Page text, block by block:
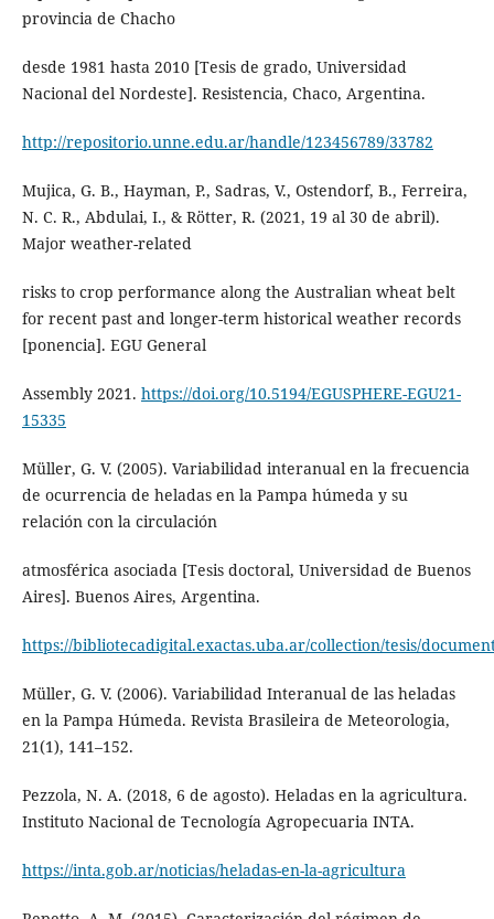
provincia de Chacho
desde 1981 hasta 2010 [Tesis de grado, Universidad
Nacional del Nordeste]. Resistencia, Chaco, Argentina.
http://repositorio.unne.edu.ar/handle/123456789/33782
Mujica, G. B., Hayman, P., Sadras, V., Ostendorf, B., Ferreira,
N. C. R., Abdulai, I., & Rötter, R. (2021, 19 al 30 de abril).
Major weather-related
risks to crop performance along the Australian wheat belt
for recent past and longer-term historical weather records
[ponencia]. EGU General
Assembly 2021. https://doi.org/10.5194/EGUSPHERE-EGU21-
15335
Müller, G. V. (2005). Variabilidad interanual en la frecuencia
de ocurrencia de heladas en la Pampa húmeda y su
relación con la circulación
atmosférica asociada [Tesis doctoral, Universidad de Buenos
Aires]. Buenos Aires, Argentina.
https://bibliotecadigital.exactas.uba.ar/collection/tesis/
Müller, G. V. (2006). Variabilidad Interanual de las heladas
en la Pampa Húmeda. Revista Brasileira de Meteorologia,
21(1), 141–152.
Pezzola, N. A. (2018, 6 de agosto). Heladas en la agricultura.
Instituto Nacional de Tecnología Agropecuaria INTA.
https://inta.gob.ar/noticias/heladas-en-la-agricultura